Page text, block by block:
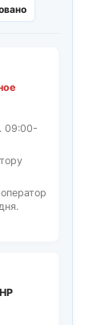
09:00-